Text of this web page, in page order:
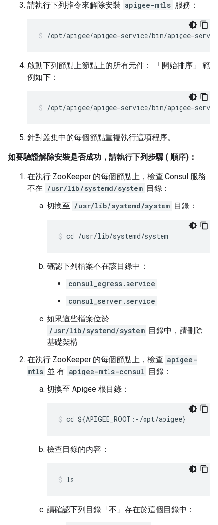
請執行下列指令來解除安裝 apigee-mtls 服務：
/opt/apigee/apigee-service/bin/apigee-
啟動下列節點上節點上的所有元件：
「開始排序」 範
例如下：
/opt/apigee/apigee-service/bin/apigee-
針對叢集中的每個節點重複執行這項程序。
如要驗證解除安裝是否成功，請執行下列步驟 ( 順序)：
在執行 ZooKeeper 的每個節點上，檢查 Consul 服務
不在 /usr/lib/systemd/system 目錄：
切換至 /usr/lib/systemd/system 目錄：
cd /usr/lib/systemd/system
確認下列檔案不在該目錄中：
consul_egress.service
consul_server.service
如果這些檔案位於
/usr/lib/systemd/system 目錄中，請刪除
基礎架構
在執行 ZooKeeper 的每個節點上，檢查 apigee-
mtls 並 有 apigee-mtls-consul 目錄：
切換至 Apigee 根目錄：
cd ${APIGEE_ROOT:-/opt/apigee}
檢查目錄的內容：
ls
請確認下列目錄「不」 存在於這個目錄中：